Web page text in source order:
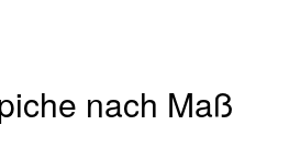
nach Maß